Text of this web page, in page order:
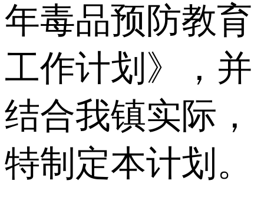
年毒品预防教育
工作计划》，并
结合我镇实际，
特制定本计划。